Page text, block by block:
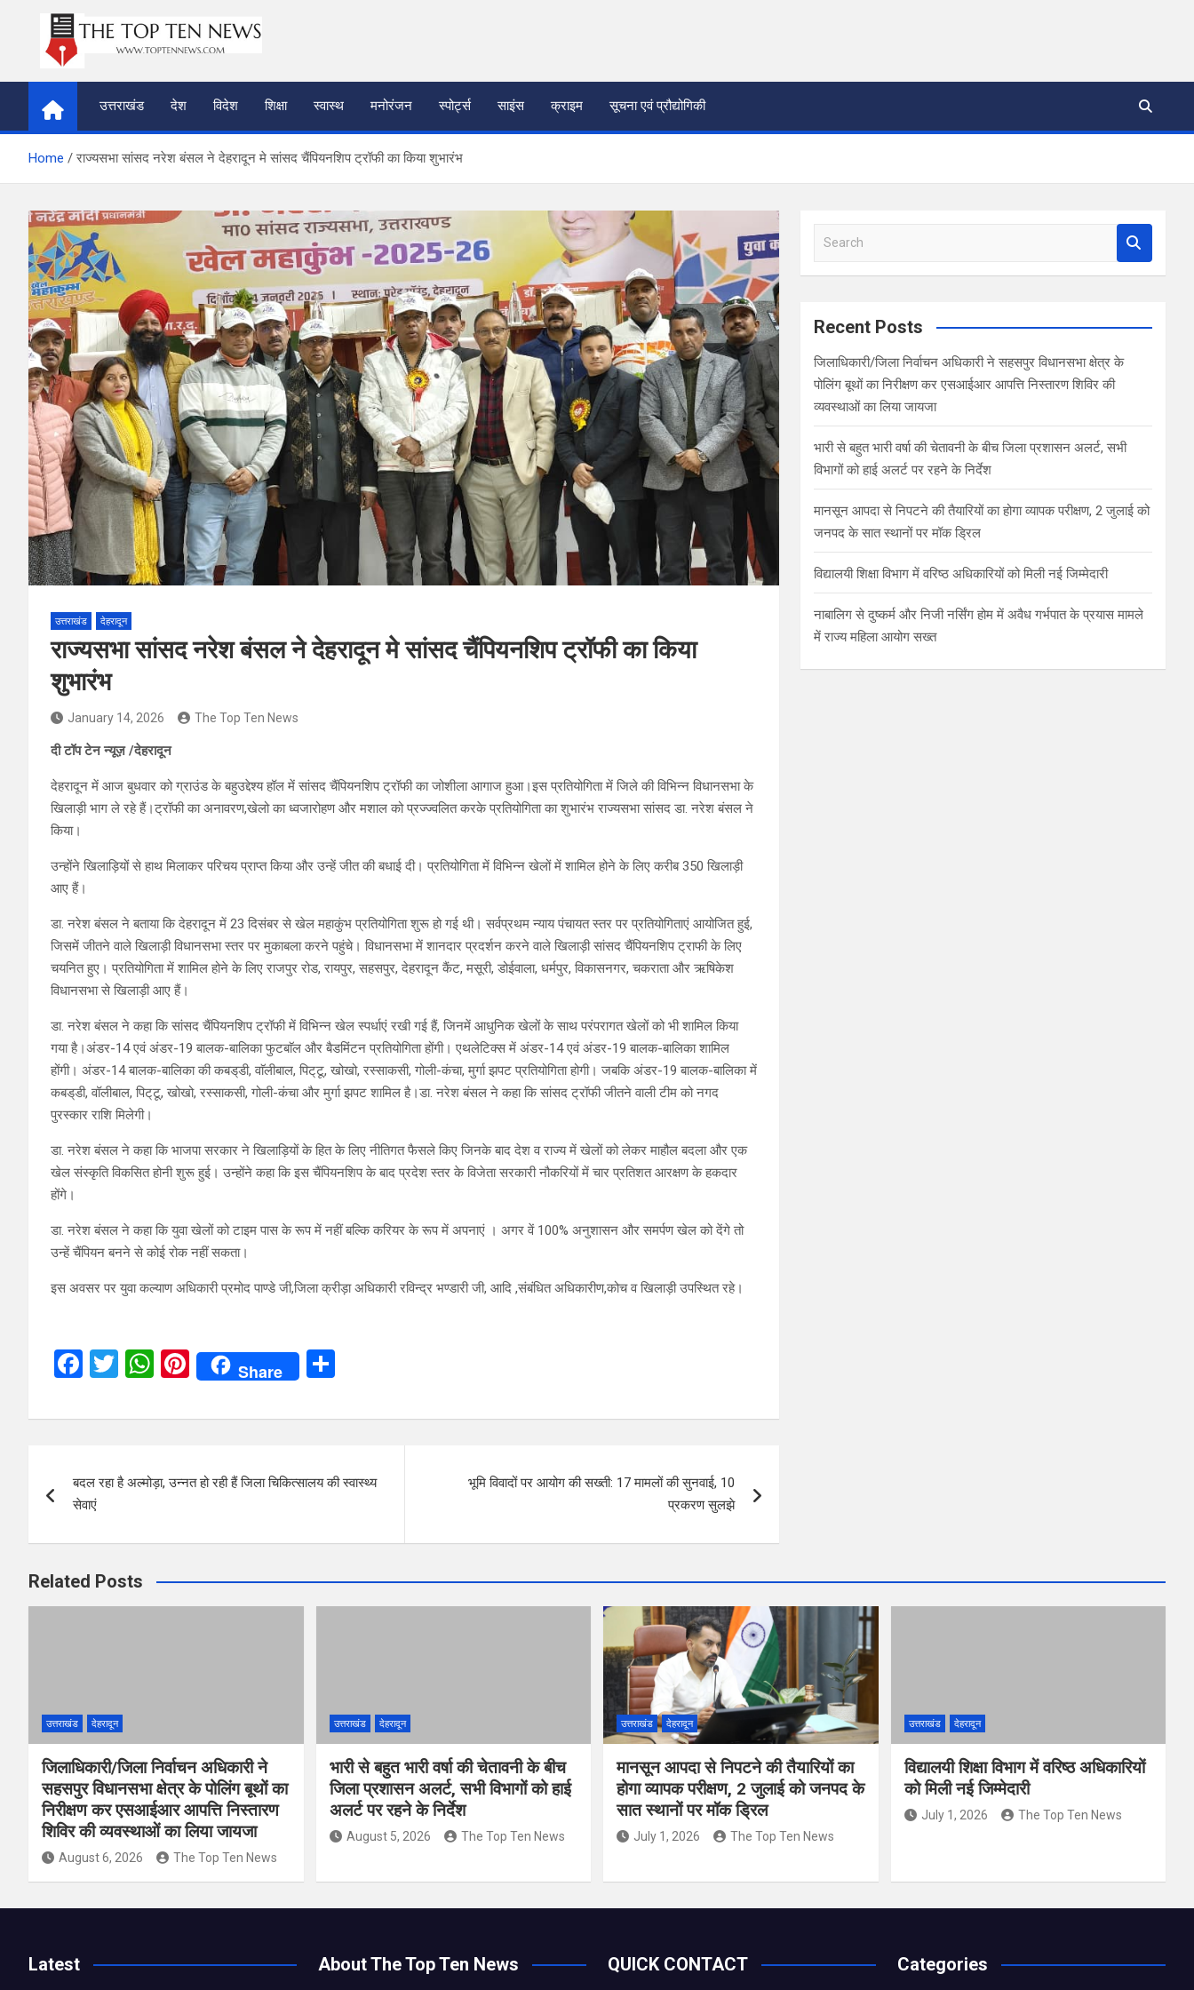
thetoptennews.com
उत्तराखंड
देश विदेश शिक्षा स्वास्थ मनोरंजन स्पोर्ट्स साइंस क्राइम सूचना एवं प्रौद्योगिकी
Home राज्यसभा सांसद नरेश बंसल ने देहरादून मे सांसद चैंपियनशिप ट्रॉफी का किया शुभारंभ
उत्तराखंड देहरादून
राज्यसभा सांसद नरेश बंसल ने देहरादून मे सांसद चैंपियनशिप ट्रॉफी का किया
शुभारंभ
January 14, 2026 The Top Ten News
दी टॉप टेन न्यूज़ /देहरादून
देहरादून में आज बुधवार को ग्राउंड के बहुउद्देश्य हॉल में सांसद चैंपियनशिप ट्रॉफी का जोशीला आगाज हुआ।इस प्रतियोगिता में जिले की विभिन्न विधानसभा के
खिलाड़ी भाग ले रहे हैं।ट्रॉफी का अनावरण,खेलो का ध्वजारोहण और मशाल को प्रज्ज्वलित करके प्रतियोगिता का शुभारंभ राज्यसभा सांसद डा. नरेश बंसल ने
किया।
उन्होंने खिलाड़ियों से हाथ मिलाकर परिचय प्राप्त किया और उन्हें जीत की बधाई दी। प्रतियोगिता में विभिन्न खेलों में शामिल होने के लिए करीब 350 खिलाड़ी
आए हैं।
डा. नरेश बंसल ने बताया कि देहरादून में 23 दिसंबर से खेल महाकुंभ प्रतियोगिता शुरू हो गई थी। सर्वप्रथम न्याय पंचायत स्तर पर प्रतियोगिताएं आयोजित हुई,
जिसमें जीतने वाले खिलाड़ी विधानसभा स्तर पर मुकाबला करने पहुंचे। विधानसभा में शानदार प्रदर्शन करने वाले खिलाड़ी सांसद चैंपियनशिप ट्राफी के लिए
चयनित हुए। प्रतियोगिता में शामिल होने के लिए राजपुर रोड, रायपुर, सहसपुर, देहरादून कैंट, मसूरी, डोईवाला, धर्मपुर, विकासनगर, चकराता और ऋषिकेश
विधानसभा से खिलाड़ी आए हैं।
डा. नरेश बंसल ने कहा कि सांसद चैंपियनशिप ट्रॉफी में विभिन्न खेल स्पर्धाएं रखी गई हैं, जिनमें आधुनिक खेलों के साथ परंपरागत खेलों को भी शामिल किया
गया है।अंडर-14 एवं अंडर-19 बालक-बालिका फुटबाॅल और बैडमिंटन प्रतियोगिता होंगी। एथलेटिक्स में अंडर-14 एवं अंडर-19 बालक-बालिका शामिल
होंगी। अंडर-14 बालक-बालिका की कबड्‌डी, वाॅलीबाल, पिट्‌टू, खोखो, रस्साकसी, गोली-कंचा, मुर्गा झपट प्रतियोगिता होगी। जबकि अंडर-19 बालक-बालिका में
कबड्‌डी, वॉलीबाल, पिट्‌टू, खोखो, रस्साकसी, गोली-कंचा और मुर्गा झपट शामिल है।डा. नरेश बंसल ने कहा कि सांसद ट्रॉफी जीतने वाली टीम को नगद
पुरस्कार राशि मिलेगी।
डा. नरेश बंसल ने कहा कि भाजपा सरकार ने खिलाड़ियों के हित के लिए नीतिगत फैसले किए जिनके बाद देश व राज्य में खेलों को लेकर माहौल बदला और एक
खेल संस्कृति विकसित होनी शुरू हुई। उन्होंने कहा कि इस चैंपियनशिप के बाद प्रदेश स्तर के विजेता सरकारी नौकरियों में चार प्रतिशत आरक्षण के हकदार
होंगे।
डा. नरेश बंसल ने कहा कि युवा खेलों को टाइम पास के रूप में नहीं बल्कि करियर के रूप में अपनाएं । अगर वें 100% अनुशासन और समर्पण खेल को देंगे तो
उन्हें चैंपियन बनने से कोई रोक नहीं सकता।
इस अवसर पर युवा कल्याण अधिकारी प्रमोद पाण्डे जी,जिला क्रीड़ा अधिकारी रविन्द्र भण्डारी जी, आदि ,संबंधित अधिकारीण,कोच व खिलाड़ी उपस्थित रहे।
F
ce
o
o
k
T
tt
W
at
A
p
Pi
nt
er
t
Share
ar
navigation
बदल रहा है अल्मोड़ा, उन्नत हो रही हैं जिला चिकित्सालय की स्वास्थ्य
सेवाएं
भूमि विवादों पर आयोग की सख्ती: 17 मामलों की सुनवाई, 10
प्रकरण सुलझे
a
c
Recent Posts
जिलाधिकारी/जिला निर्वाचन अधिकारी ने सहसपुर विधानसभा क्षेत्र के
पोलिंग बूथों का निरीक्षण कर एसआईआर आपत्ति निस्तारण शिविर की
व्यवस्थाओं का लिया जायजा
भारी से बहुत भारी वर्षा की चेतावनी के बीच जिला प्रशासन अलर्ट, सभी
विभागों को हाई अलर्ट पर रहने के निर्देश
मानसून आपदा से निपटने की तैयारियों का होगा व्यापक परीक्षण, 2 जुलाई को
जनपद के सात स्थानों पर मॉक ड्रिल
विद्यालयी शिक्षा विभाग में वरिष्ठ अधिकारियों को मिली नई जिम्मेदारी
नाबालिग से दुष्कर्म और निजी नर्सिंग होम में अवैध गर्भपात के प्रयास मामले
में राज्य महिला आयोग सख्त
Related Posts
उत्तराखंड देहरादून
जिलाधिकारी/जिला निर्वाचन अधिकारी ने
सहसपुर विधानसभा क्षेत्र के पोलिंग बूथों का
निरीक्षण कर एसआईआर आपत्ति निस्तारण
शिविर की व्यवस्थाओं का लिया जायजा
August 6, 2026 The Top Ten News
उत्तराखंड देहरादून
भारी से बहुत भारी वर्षा की चेतावनी के बीच
जिला प्रशासन अलर्ट, सभी विभागों को हाई
अलर्ट पर रहने के निर्देश
August 5, 2026 The Top Ten News
उत्तराखंड देहरादून
मानसून आपदा से निपटने की तैयारियों का
होगा व्यापक परीक्षण, 2 जुलाई को जनपद के
सात स्थानों पर मॉक ड्रिल
July 1, 2026 The Top Ten News
उत्तराखंड देहरादून
विद्यालयी शिक्षा विभाग में वरिष्ठ अधिकारियों
को मिली नई जिम्मेदारी
July 1, 2026 The Top Ten News
Latest About The Top Ten News QUICK CONTACT Categories